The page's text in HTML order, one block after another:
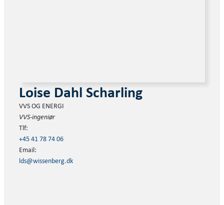
Loise Dahl Scharling
VVS OG ENERGI
VVS-ingeniør
Tlf:
+45 41 78 74 06
Email:
lds@wissenberg.dk